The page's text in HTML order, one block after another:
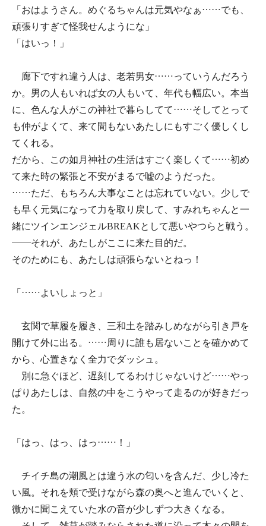
「おはようさん。めぐるちゃんは元気やなぁ……でも、
頑張りすぎて怪我せんようにな」
「はいっ！」
廊下ですれ違う人は、老若男女……っていうんだろう
か。男の人もいれば女の人もいて、年代も幅広い。本当
に、色んな人がこの神社で暮らしてて……そしてとって
も仲がよくて、来て間もないあたしにもすごく優しくし
てくれる。
だから、この如月神社の生活はすごく楽しくて……初め
て来た時の緊張と不安がまるで嘘のようだった。
……ただ、もちろん大事なことは忘れていない。少しで
も早く元気になって力を取り戻して、すみれちゃんと一
緒にツインエンジェルBREAKとして悪いやつらと戦う。
――それが、あたしがここに来た目的だ。
そのためにも、あたしは頑張らないとねっ！
「……よいしょっと」
玄関で草履を履き、三和土を踏みしめながら引き戸を
開けて外に出る。……周りに誰も居ないことを確かめて
から、心置きなく全力でダッシュ。
別に急ぐほど、遅刻してるわけじゃないけど……やっ
ぱりあたしは、自然の中をこうやって走るのが好きだっ
た。
「はっ、はっ、はっ……！」
チイチ島の潮風とは違う水の匂いを含んだ、少し冷た
い風。それを頬で受けながら森の奥へと進んでいくと、
微かに聞こえていた水の音が少しずつ大きくなる。